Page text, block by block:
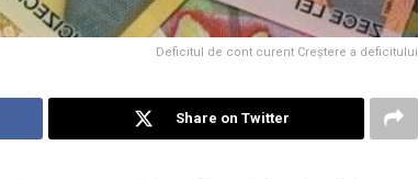
Deficitul de cont curent Creștere a deficitului
Share on Twitter